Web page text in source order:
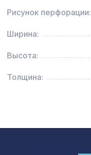
Рисунок перфорации:
Ширина:
Высота:
Толщина: